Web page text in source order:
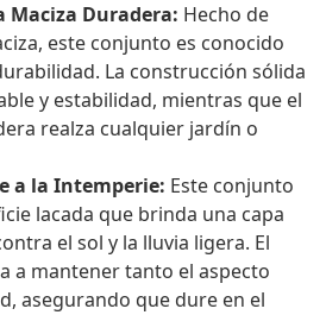
Maciza Duradera: Hecho de
este conjunto es conocido
La construcción sólida
y estabilidad, mientras que el
realza cualquier jardín o
a la Intemperie: Este conjunto
lacada que brinda una capa
el sol y la lluvia ligera. El
a mantener tanto el aspecto
asegurando que dure en el